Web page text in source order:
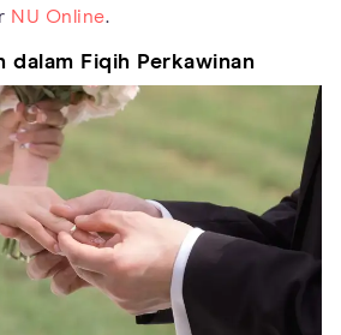
NU Online.
dalam Fiqih Perkawinan